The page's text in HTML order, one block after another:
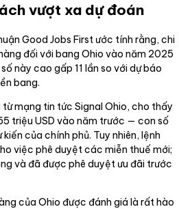
vượt xa dự đoán
Good Jobs First ước tính rằng, chi
đối với bang Ohio vào năm 2025
này cao gấp 11 lần so với dự báo
bang.
mạng tin tức Signal Ohio, cho thấy
triệu USD vào năm trước — con số
của chính phủ. Tuy nhiên, lệnh
việc phê duyệt các miễn thuế mới;
và đã được phê duyệt ưu đãi trước
của Ohio được đánh giá là rất hào